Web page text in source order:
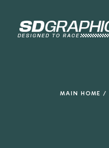
inhoud
MAIN HOME /